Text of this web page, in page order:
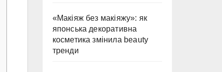
«Макіяж без макіяжу»: як
японська декоративна
косметика змінила beauty
тренди